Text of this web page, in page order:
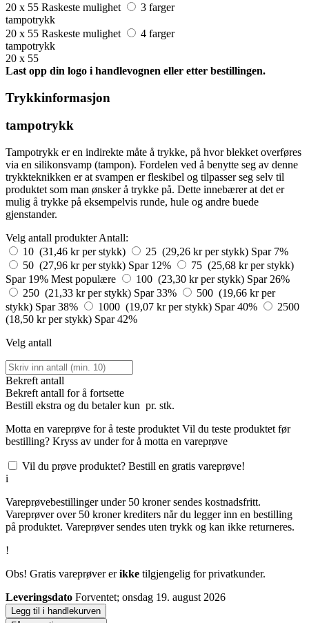
20 x 55 Raskeste mulighet
3 farger
tampotrykk
20 x 55 Raskeste mulighet
4 farger
tampotrykk
20 x 55
Last opp din logo i handlevognen eller etter bestillingen.
Trykkinformasjon
tampotrykk
Tampotrykk er en indirekte måte å trykke, på hvor blekket overføres
via en silikonsvamp (tampon). Fordelen ved å benytte seg av denne
trykkteknikken er at svampen er fleskibel og tilpasser seg selv til
produktet som man ønsker å trykke på. Dette innebærer at det er
mulig å trykke på eksempelvis runde, hule og andre buede
gjenstander.
Velg antall produkter Antall:
10 (31,46 kr per stykk)
25 (29,26 kr per stykk) Spar 7%
50 (27,96 kr per stykk) Spar 12%
75 (25,68 kr per stykk)
Spar 19% Mest populære 100 (23,30 kr per stykk) Spar 26%
250 (21,33 kr per stykk) Spar 33%
500 (19,66 kr per
stykk) Spar 38% 1000 (19,07 kr per stykk) Spar 40%
2500
(18,50 kr per stykk) Spar 42%
Velg antall
Bekreft antall
Bekreft antall for å fortsette
Bestill ekstra og du betaler kun pr. stk.
Motta en vareprøve for å teste produktet Vil du teste produktet før
bestilling? Kryss av under for å motta en vareprøve
Vil du prøve produktet? Bestill en gratis vareprøve!
i
Vareprøvebestillinger under 50 kroner sendes kostnadsfritt.
Vareprøver over 50 kroner krediters når du legger inn en bestilling
på produktet. Vareprøver sendes uten trykk og kan ikke returneres.
!
Obs! Gratis vareprøver erikke tilgjengelig for privatkunder.
Leveringsdato Forventet; onsdag 19. august 2026
Legg til i handlekurven